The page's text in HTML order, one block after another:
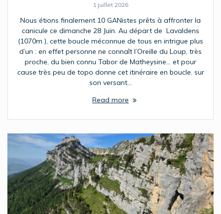
1 juillet 2026
Nous étions finalement 10 GANistes prêts à affronter la
canicule ce dimanche 28 Juin. Au départ de Lavaldens
(1070m ), cette boucle méconnue de tous en intrigue plus
d’un : en effet personne ne connaît l’Oreille du Loup, très
proche, du bien connu Tabor de Matheysine… et pour
cause très peu de topo donne cet itinéraire en boucle. sur
son versant…
Read more